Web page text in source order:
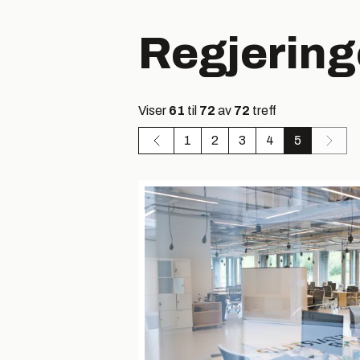
Viser 61 til 72 av 72 treff
1 2 3 4 5